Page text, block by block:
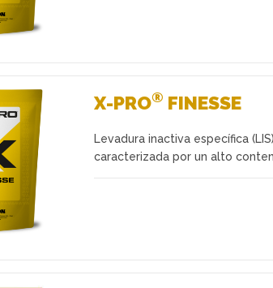
Favoritos
X-PRO® FINESSE
Levadura inactiva específica
caracterizada por un alto